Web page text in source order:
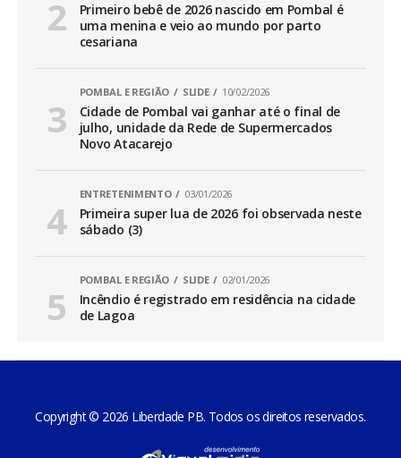
Primeiro bebê de 2026 nascido em Pombal é
uma menina e veio ao mundo por parto
cesariana
POMBAL E REGIÃO SLIDE 10/02/2026
Cidade de Pombal vai ganhar até o final de
julho, unidade da Rede de Supermercados
Novo Atacarejo
ENTRETENIMENTO 03/01/2026
Primeira super lua de 2026 foi observada neste
sábado (3)
POMBAL E REGIÃO SLIDE 02/01/2026
Incêndio é registrado em residência na cidade
de Lagoa
Copyright © 2026 Liberdade PB. Todos os direitos reservados.